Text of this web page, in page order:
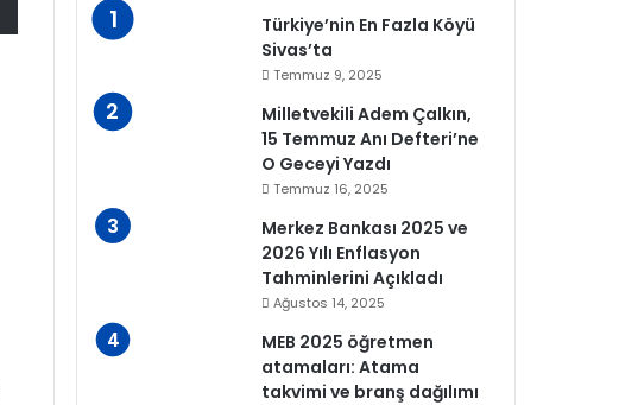
Türkiye’nin En Fazla Köyü
Sivas’ta
Temmuz 9, 2025
Milletvekili Adem Çalkın,
15 Temmuz Anı Defteri’ne
O Geceyi Yazdı
Temmuz 16, 2025
Merkez Bankası 2025 ve
2026 Yılı Enflasyon
Tahminlerini Açıkladı
Ağustos 14, 2025
MEB 2025 öğretmen
atamaları: Atama
takvimi ve branş dağılımı